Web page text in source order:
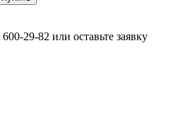
29-82 или оставьте заявку